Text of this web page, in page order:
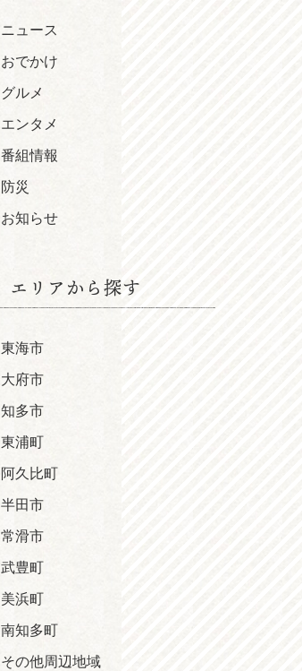
ニュース
おでかけ
グルメ
エンタメ
番組情報
防災
お知らせ
エリアから探す
東海市
大府市
知多市
東浦町
阿久比町
半田市
常滑市
武豊町
美浜町
南知多町
その他周辺地域